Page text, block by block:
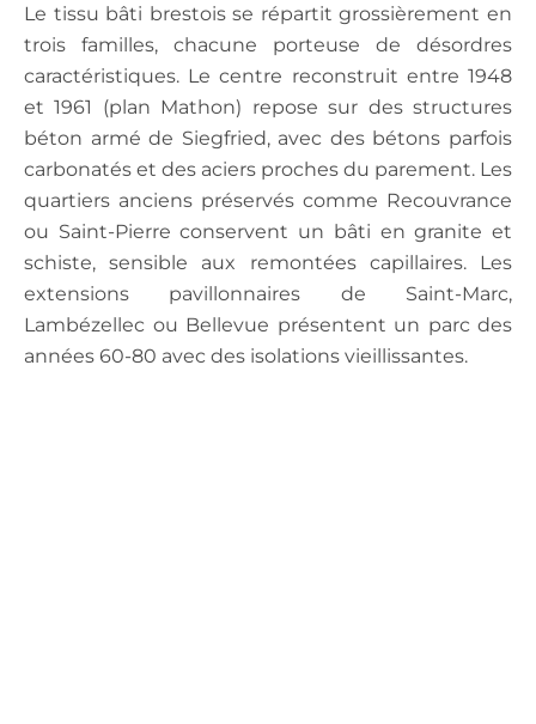
Le tissu bâti brestois se répartit grossièrement en
trois familles, chacune porteuse de désordres
caractéristiques. Le centre reconstruit entre 1948
et 1961 (plan Mathon) repose sur des structures
béton armé de Siegfried, avec des bétons parfois
carbonatés et des aciers proches du parement. Les
quartiers anciens préservés comme Recouvrance
ou Saint-Pierre conservent un bâti en granite et
schiste, sensible aux remontées capillaires. Les
extensions pavillonnaires de Saint-Marc,
Lambézellec ou Bellevue présentent un parc des
années 60-80 avec des isolations vieillissantes.